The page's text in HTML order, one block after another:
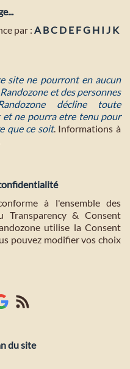
par : A BC D E FG H I J K
site ne pourront en aucun
et des personnes
décline toute
et ne pourra etre tenu pour
que ce soit. Informations à
à l'ensemble des
Transparency & Consent
utilise la Consent
pouvez modifier vos choix
du site